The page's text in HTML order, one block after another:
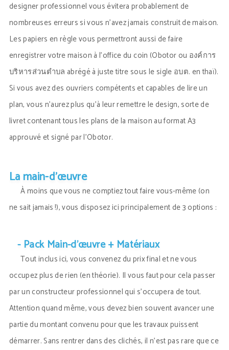
designer professionnel vous évitera probablement de
nombreuses erreurs si vous n’avez jamais construit de maison.
Les papiers en règle vous permettront aussi de faire
enregistrer votre maison à l’office du coin (Obotor ou องค์การ
บริหารส่วนตำบล abrégé à juste titre sous le sigle อบต. en thaï).
Si vous avez des ouvriers compétents et capables de lire un
plan, vous n’aurez plus qu’à leur remettre le design, sorte de
livret contenant tous les plans de la maison au format A3
approuvé et signé par l’Obotor.
La main-d’œuvre
À moins que vous ne comptiez tout faire vous-même (on
ne sait jamais !), vous disposez ici principalement de 3 options :
- Pack Main-d’œuvre + Matériaux
Tout inclus ici, vous convenez du prix final et ne vous
occupez plus de rien (en théorie). Il vous faut pour cela passer
par un constructeur professionnel qui s’occupera de tout.
Attention quand même, vous devez bien souvent avancer une
partie du montant convenu pour que les travaux puissent
démarrer. Sans rentrer dans des clichés, il n’est pas rare que ce